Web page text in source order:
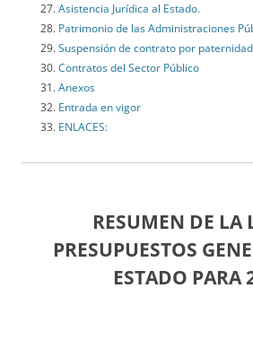
Asistencia Jurídica al Estado.
Patrimonio de las Administraciones
Suspensión de contrato por
Contratos del Sector Público
Anexos
Entrada en vigor
ENLACES:
RESUMEN DE LA
PRESUPUESTOS
ESTADO PARA